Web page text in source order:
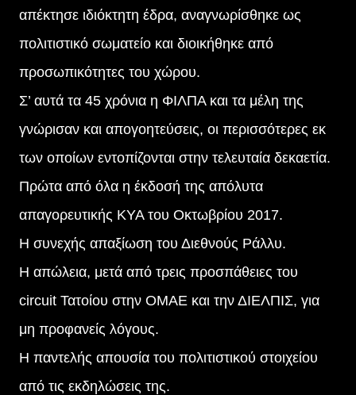
απέκτησε ιδιόκτητη έδρα, αναγνωρίσθηκε ως
πολιτιστικό σωματείο και διοικήθηκε από
προσωπικότητες του χώρου.
Σ’ αυτά τα 45 χρόνια η ΦΙΛΠΑ και τα μέλη της
γνώρισαν και απογοητεύσεις, οι περισσότερες εκ
των οποίων εντοπίζονται στην τελευταία δεκαετία.
Πρώτα από όλα η έκδοσή της απόλυτα
απαγορευτικής ΚΥΑ του Οκτωβρίου 2017.
Η συνεχής απαξίωση του Διεθνούς Ράλλυ.
Η απώλεια, μετά από τρεις προσπάθειες του
circuit Τατοίου στην ΟΜΑΕ και την ΔΙΕΛΠΙΣ, για
μη προφανείς λόγους.
Η παντελής απουσία του πολιτιστικού στοιχείου
από τις εκδηλώσεις της.